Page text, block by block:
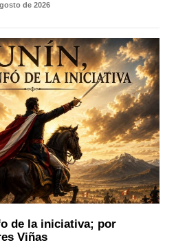
de 2026
de la iniciativa; por
Viñas